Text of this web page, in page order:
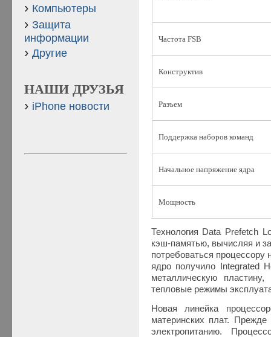
Частота FSB
Конструктив
Разъем
Поддержка наборов команд
Начальное напряжение ядра
Мощность
Технология Data Prefetch
кэш-памятью, вычисляя и
потребоваться
ядро получило Integrated
металлическую
тепловые режимы
Новая линейка
материнских плат. Прежде
электропитанию.
Компьютеры
Защита
информации
Другие
НАШИ ДРУЗЬЯ
iPhone новости